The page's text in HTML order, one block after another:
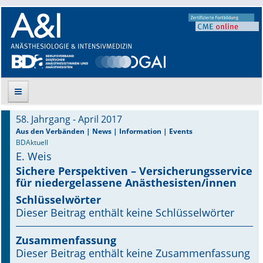
Suche
Aktuelle Ausgabe
Leitlinien
Archiv
Supplements
Supplements OrphanAnesthesia
58. Jahrgang - April 2017
Aus den Verbänden | News | Information | Events
BDAktuell
E. Weis
Sichere Perspektiven – Versicherungsservice
für niedergelassene Anästhesisten/innen
Schlüsselwörter
Dieser Beitrag enthält keine Schlüsselwörter
Zusammenfassung
Dieser Beitrag enthält keine Zusammenfassung